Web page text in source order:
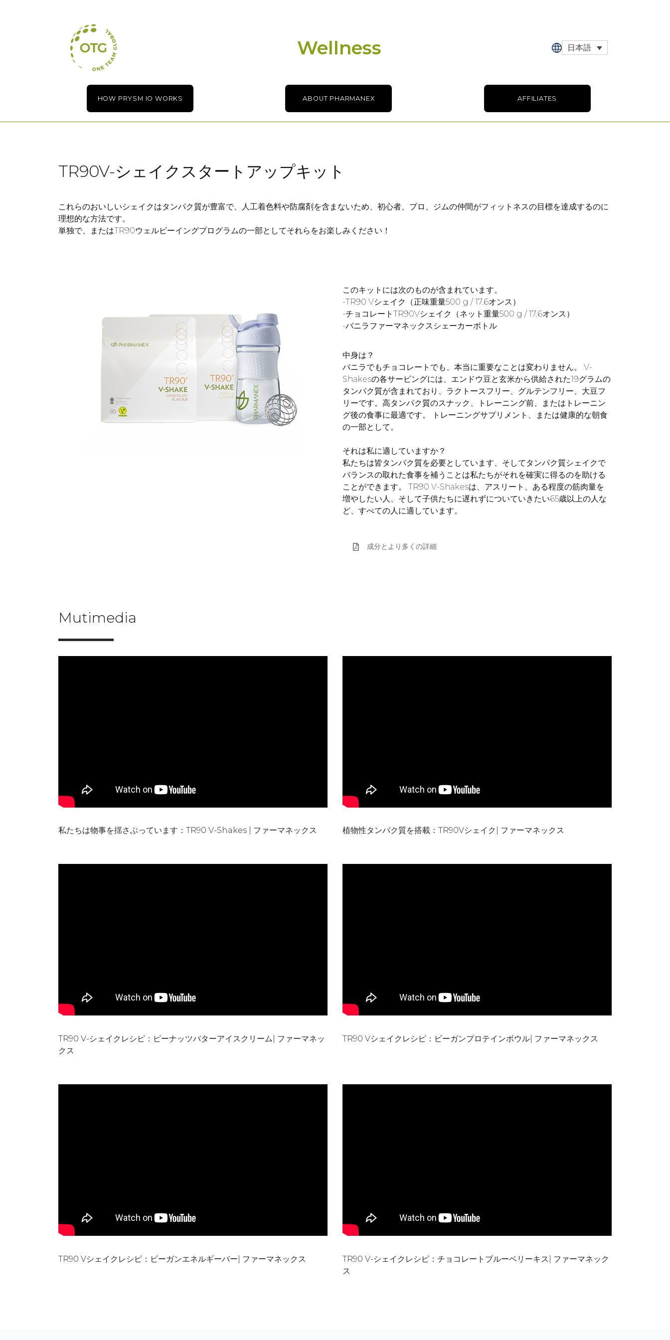
Wellness 日本語
HOW PRYSM IO WORKS ABOUT PHARMANEX AFFILIATES
TR90V-シェイクスタートアップキット
これらのおいしいシェイクはタンパク質が豊富で、人工着色料や防腐剤を含まないため、初心者、プロ、ジムの仲間がフィットネスの目標を達成するのに
理想的な方法です。
単独で、またはTR90ウェルビーイングプログラムの一部としてそれらをお楽しみください！
このキットには次のものが含まれています。
-TR90 Vシェイク（正味重量500 g / 17.6オンス）
-チョコレートTR90Vシェイク（ネット重量500 g / 17.6オンス）
-バニラファーマネックスシェーカーボトル
中身は？
バニラでもチョコレートでも、本当に重要なことは変わりません。 V-
Shakesの各サービングには、エンドウ豆と玄米から供給された19グラムの
タンパク質が含まれており、ラクトースフリー、グルテンフリー、大豆フ
リーです。高タンパク質のスナック、トレーニング前、またはトレーニン
グ後の食事に最適です。 トレーニングサプリメント、または健康的な朝食
の一部として。
それは私に適していますか？
私たちは皆タンパク質を必要としています、そしてタンパク質シェイクで
バランスの取れた食事を補うことは私たちがそれを確実に得るのを助ける
ことができます。 TR90 V-Shakesは、アスリート、ある程度の筋肉量を
増やしたい人、そして子供たちに遅れずについていきたい65歳以上の人な
ど、すべての人に適しています。
成分とより多くの詳細
Mutimedia
私たちは物事を揺さぶっています：TR90 V-Shakes | ファーマネックス 植物性タンパク質を搭載：TR90Vシェイク| ファーマネックス
TR90 V-シェイクレシピ：ピーナッツバターアイスクリーム| ファーマネッ
クス
TR90 Vシェイクレシピ：ビーガンプロテインボウル| ファーマネックス
TR90 Vシェイクレシピ：ビーガンエネルギーバー| ファーマネックス
TR90 V-シェイクレシピ：チョコレートブルーベリーキス| ファーマネック
ス